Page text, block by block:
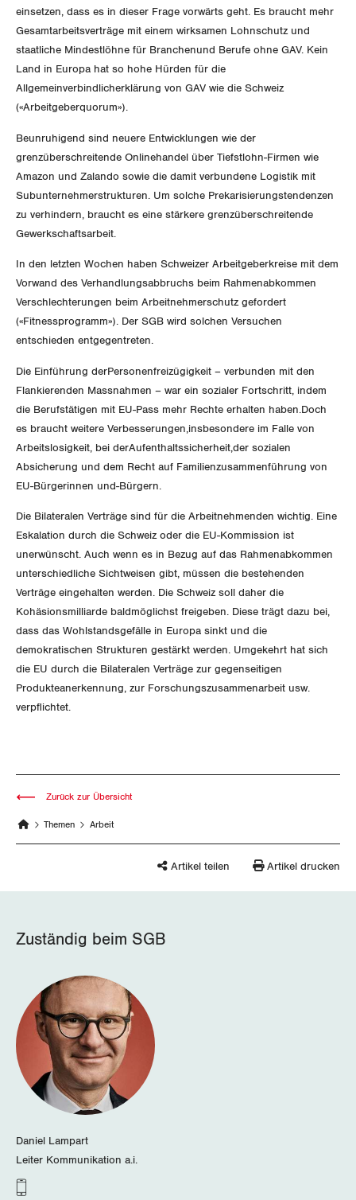
Feministische Kommission
Jugendkommission
Migrationskommission
Rentner:innen-Kommission
Aargau
Beide Basel
Bern
Genf
Glarus
Graubünden
Nidwalden
Obwalden
Schaffhausen
St. Gallen-Appenzell
Solothurn
Tessin
Thurgau
Uri
Zug
ANGESCHLOSSENE VERBÄNDE
OFFENE STELLEN
AGENDA
Der Europa-Blog
einsetzen, dass es in dieser Frage vorwärts geht. Es braucht mehr
Gesamtarbeitsverträge mit einem wirksamen Lohnschutz und
staatliche Mindestlöhne für Branchenund Berufe ohne GAV. Kein
Land in Europa hat so hohe Hürden für die
Allgemeinverbindlicherklärung von GAV wie die Schweiz
(«Arbeitgeberquorum»).
Beunruhigend sind neuere Entwicklungen wie der
grenzüberschreitende Onlinehandel über Tiefstlohn-Firmen wie
Amazon und Zalando sowie die damit verbundene Logistik mit
Subunternehmerstrukturen. Um solche Prekarisierungstendenzen
zu verhindern, braucht es eine stärkere grenzüberschreitende
Gewerkschaftsarbeit.
In den letzten Wochen haben Schweizer Arbeitgeberkreise mit dem
Vorwand des Verhandlungsabbruchs beim Rahmenabkommen
Verschlechterungen beim Arbeitnehmerschutz gefordert
(«Fitnessprogramm»). Der SGB wird solchen Versuchen
entschieden entgegentreten.
Die Einführung derPersonenfreizügigkeit – verbunden mit den
Flankierenden Massnahmen – war ein sozialer Fortschritt, indem
die Berufstätigen mit EU-Pass mehr Rechte erhalten haben.Doch
es braucht weitere Verbesserungen,insbesondere im Falle von
Arbeitslosigkeit, bei derAufenthaltssicherheit,der sozialen
Absicherung und dem Recht auf Familienzusammenführung von
EU-Bürgerinnen und-Bürgern.
Die Bilateralen Verträge sind für die Arbeitnehmenden wichtig. Eine
Eskalation durch die Schweiz oder die EU-Kommission ist
unerwünscht. Auch wenn es in Bezug auf das Rahmenabkommen
unterschiedliche Sichtweisen gibt, müssen die bestehenden
Verträge eingehalten werden. Die Schweiz soll daher die
Kohäsionsmilliarde baldmöglichst freigeben. Diese trägt dazu bei,
dass das Wohlstandsgefälle in Europa sinkt und die
demokratischen Strukturen gestärkt werden. Umgekehrt hat sich
die EU durch die Bilateralen Verträge zur gegenseitigen
Produkteanerkennung, zur Forschungszusammenarbeit usw.
verpflichtet.
Themen Arbeit
Zurück zur Übersicht
Artikel teilen Artikel drucken
Zuständig beim SGB
Daniel Lampart
Leiter Kommunikation a.i.